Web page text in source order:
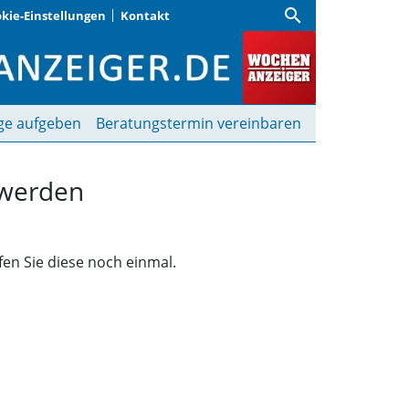
Einstellungen Kontakt search
|
aufgeben Beratungstermin vereinbaren
Sie diese noch einmal.